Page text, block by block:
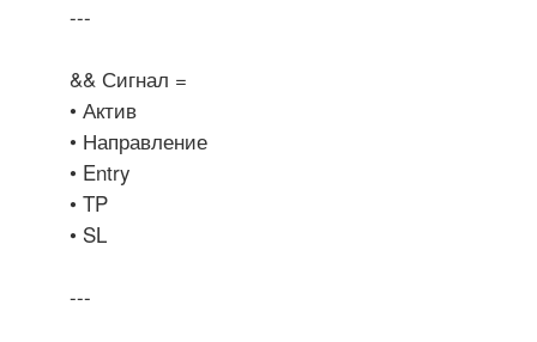
---
&& Сигнал =
• Актив
• Направление
• Entry
• TP
• SL
---